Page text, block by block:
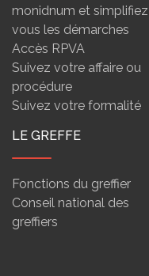
monidnum et simplifiez
vous les démarches
Accès RPVA
Suivez votre affaire ou
procédure
Suivez votre formalité
LE GREFFE
Fonctions du greffier
Conseil national des
greffiers